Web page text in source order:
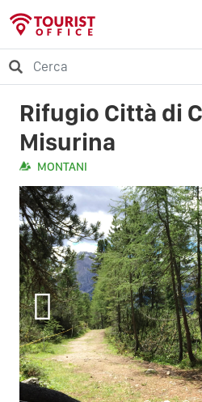
Rifugio Città di
Misurina
MONTANI